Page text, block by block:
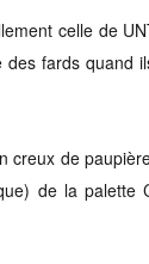
celle de
fards quand
creux de
de la palette